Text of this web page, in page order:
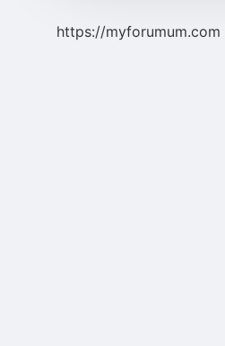
https://myforumum.com